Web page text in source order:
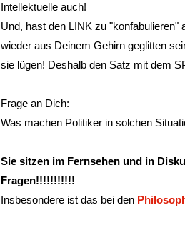
Intellektuelle auch!
Und, hast den LINK zu
wieder aus Deinem Gehirn geglitten
sie lügen! Deshalb den Satz mit dem
Frage an Dich:
Was machen Politiker in solchen
Sie sitzen im Fernsehen und in
Fragen!!!!!!!!!!!
Insbesondere ist das bei den